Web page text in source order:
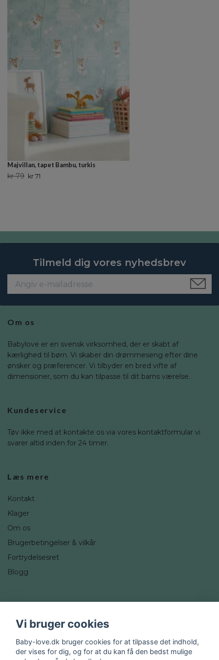
Majvillan, tapet Bambu, turkis
kr 79 kr 71
Tilmeld dig vores nyhedsbrev
Om os
Babylove er en svensk virksomhed, der er skabt af
kærlighed til børn. Vi skaber din drømmeseng efter dine
ønsker og præferencer. Vi tilbyder en bred vifte af
dimensioner, som du kan tilpasse til dit barns værelse.
Kundeservice
Tøv ikke med at kontakte os via vores kontaktformular vi
svarer altid inden for 24 timer.
Læs mere
Kontakt
Klager
Om os
Brugerbetingelser & vilkår
Fortrydelsesret
Blogg
Instagram
Vi bruger cookies
Baby-love.dk bruger cookies for at tilpasse det indhold,
der vises for dig, og for at du kan få den bedst mulige